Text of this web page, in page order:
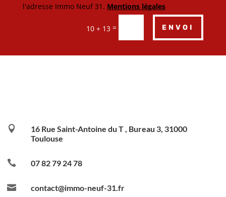
l'adresse Immo Neuf 31. Mentions légales
10 + 13 = ENVOI

16 Rue Saint-Antoine du T , Bureau 3, 31000
Toulouse
 07 82 79 24 78
 contact@immo-neuf-31.fr